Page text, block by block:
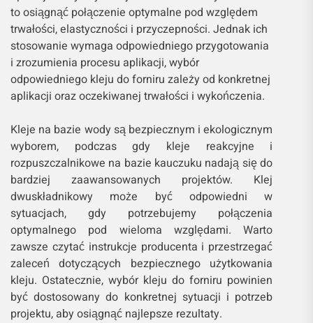
to osiągnąć połączenie optymalne pod względem
trwałości, elastyczności i przyczepności. Jednak ich
stosowanie wymaga odpowiedniego przygotowania
i zrozumienia procesu aplikacji, wybór
odpowiedniego kleju do forniru zależy od konkretnej
aplikacji oraz oczekiwanej trwałości i wykończenia.
Kleje na bazie wody są bezpiecznym i ekologicznym
wyborem, podczas gdy kleje reakcyjne i
rozpuszczalnikowe na bazie kauczuku nadają się do
bardziej zaawansowanych projektów. Klej
dwuskładnikowy może być odpowiedni w
sytuacjach, gdy potrzebujemy połączenia
optymalnego pod wieloma względami. Warto
zawsze czytać instrukcje producenta i przestrzegać
zaleceń dotyczących bezpiecznego użytkowania
kleju. Ostatecznie, wybór kleju do forniru powinien
być dostosowany do konkretnej sytuacji i potrzeb
projektu, aby osiągnąć najlepsze rezultaty.